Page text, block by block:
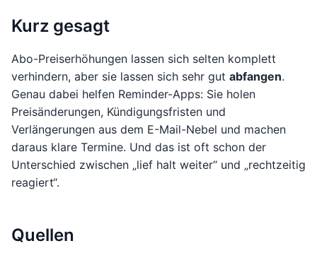
Kurz gesagt
Abo-Preiserhöhungen lassen sich selten komplett
verhindern, aber sie lassen sich sehr gut abfangen.
Genau dabei helfen Reminder-Apps: Sie holen
Preisänderungen, Kündigungsfristen und
Verlängerungen aus dem E-Mail-Nebel und machen
daraus klare Termine. Und das ist oft schon der
Unterschied zwischen „lief halt weiter“ und „rechtzeitig
reagiert“.
Quellen